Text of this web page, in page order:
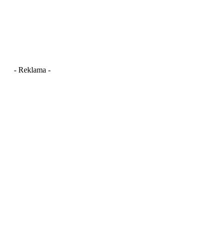
- Reklama -